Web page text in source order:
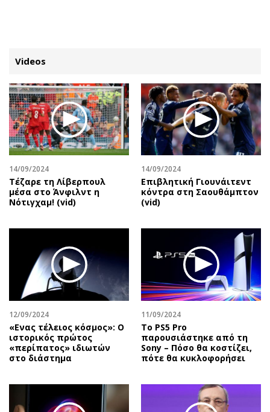
ΚΑΤΗΓΟΡΙΕΣ ΣΥΝΔΕΣΗ
Κύπρος
Παιδεία
Υγεία
Πολιτική
Βουλευτικές 2026
Προεδρικές 2023
Δημοσκοπήσεις
Διπλωματία
Αθλητισμός
Κύπρος
Ελλάδα
Διεθνή
Κληρώσεις Allwyn
Οικονομία
Real Estate
Απόψεις
Αρθρογραφία
The Hill
Υγεία
Αγγελίες
Πωλούνται
Ζητούν εργασία
Θέσεις εργασίας
Geek
Νέα
Κινητά-tablets
Social
Αυτοκίνηση
Πολιτική
Οικονομία
Videos
14/09/2024
Τέζαρε τη Λίβερπουλ
μέσα στο Άνφιλντ η
Νότιγχαμ! (vid)
14/09/2024
Επιβλητική Γιουνάιτεντ
κόντρα στη Σαουθάμπτον
(vid)
12/09/2024
«Ενας τέλειος κόσμος»: Ο
ιστορικός πρώτος
«περίπατος» ιδιωτών
στο διάστημα
11/09/2024
Το PS5 Pro
παρουσιάστηκε από τη
Sony – Πόσο θα κοστίζει,
πότε θα κυκλοφορήσει